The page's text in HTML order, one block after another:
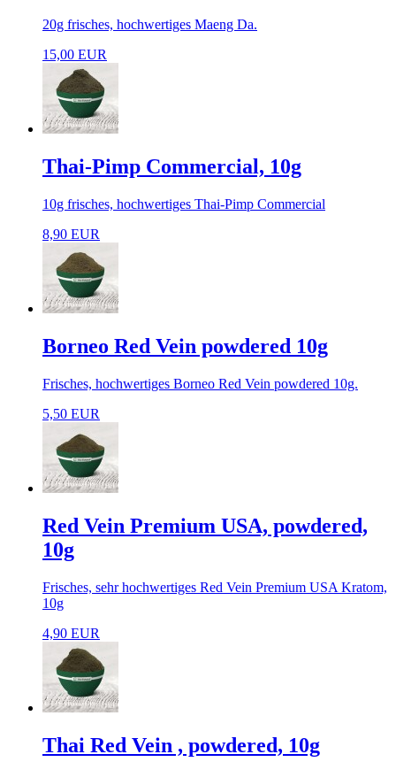
20g frisches, hochwertiges Maeng Da.
15,00 EUR
Thai-Pimp Commercial, 10g
10g frisches, hochwertiges Thai-Pimp Commercial
8,90 EUR
Borneo Red Vein powdered 10g
Frisches, hochwertiges Borneo Red Vein powdered 10g.
5,50 EUR
Red Vein Premium USA, powdered,
10g
Frisches, sehr hochwertiges Red Vein Premium USA Kratom,
10g
4,90 EUR
Thai Red Vein , powdered, 10g